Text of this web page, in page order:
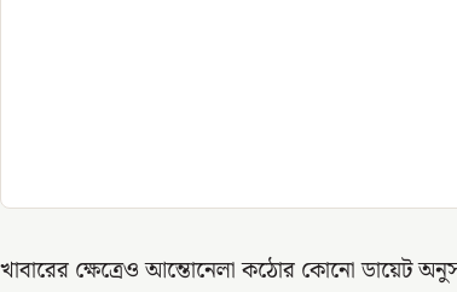
খাবারের ক্ষেত্রেও আন্তোনেলা কঠোর কোনো ডায়েট